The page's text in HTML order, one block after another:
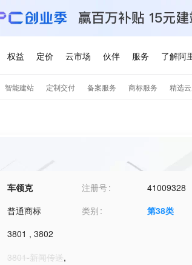
车领克 注册号 41009328
普通商标 类别 第38类
3801 , 3802
3801-新闻传送,